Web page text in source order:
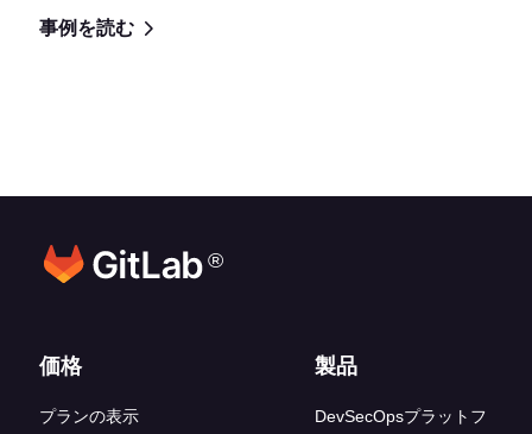
事例を読む
®
フッターリンク
価格
プランの表示
製品
DevSecOpsプラットフ